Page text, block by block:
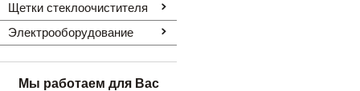
Щетки стеклоочистителя
Электрооборудование
Мы работаем для Вас